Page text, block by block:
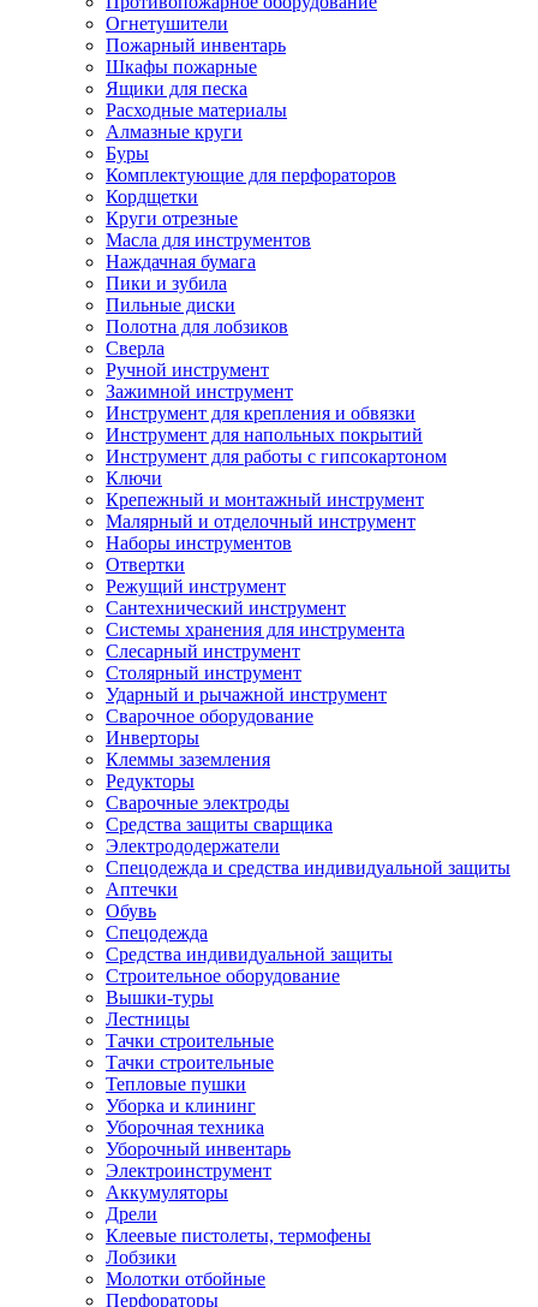
Огнетушители
Пожарный инвентарь
Шкафы пожарные
Ящики для песка
Расходные материалы
Алмазные круги
Буры
Комплектующие для перфораторов
Кордщетки
Круги отрезные
Масла для инструментов
Наждачная бумага
Пики и зубила
Пильные диски
Полотна для лобзиков
Сверла
Ручной инструмент
Зажимной инструмент
Инструмент для крепления и обвязки
Инструмент для напольных покрытий
Инструмент для работы с гипсокартоном
Ключи
Крепежный и монтажный инструмент
Малярный и отделочный инструмент
Наборы инструментов
Отвертки
Режущий инструмент
Сантехнический инструмент
Системы хранения для инструмента
Слесарный инструмент
Столярный инструмент
Ударный и рычажной инструмент
Сварочное оборудование
Инверторы
Клеммы заземления
Редукторы
Сварочные электроды
Средства защиты сварщика
Электрододержатели
Спецодежда и средства индивидуальной защиты
Аптечки
Обувь
Спецодежда
Средства индивидуальной защиты
Строительное оборудование
Вышки-туры
Лестницы
Тачки строительные
Тачки строительные
Тепловые пушки
Уборка и клининг
Уборочная техника
Уборочный инвентарь
Электроинструмент
Аккумуляторы
Дрели
Клеевые пистолеты, термофены
Лобзики
Молотки отбойные
Перфораторы